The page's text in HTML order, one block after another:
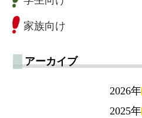
家族向け
アーカイブ
2026年
2025年